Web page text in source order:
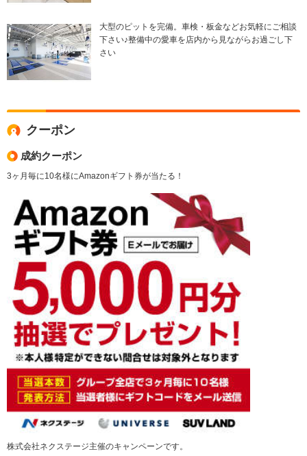
大型のピットを完備。車検・板金などお気軽にご相談
下さい♪整備中の愛車を店内から見ながらお過ごし下
さい
クーポン
成約クーポン
3ヶ月毎に10名様にAmazonギフト券が当たる！
株式会社ネクステージ主催のキャンペーンです。